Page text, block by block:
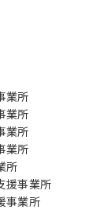
業所
業所
業所
業所
所
援事業所
事業所